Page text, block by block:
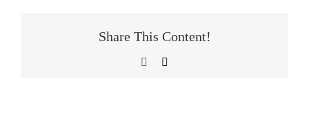
Share This Content!
Facebook